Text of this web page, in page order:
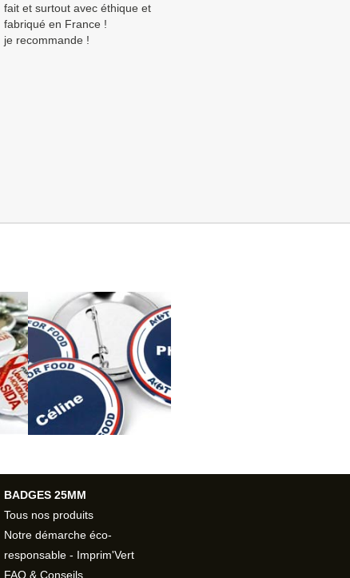
fait et surtout avec éthique et
fabriqué en France !
je recommande !
BADGES 25MM
Tous nos produits
Notre démarche éco-
responsable - Imprim'Vert
FAQ & Conseils